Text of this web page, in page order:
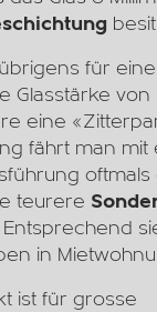
für eine
Glasstärke von
eine
fährt man mit
oftmals
teurere
in
ist für grosse